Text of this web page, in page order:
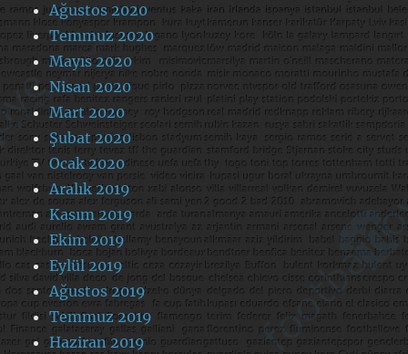
Ağustos 2020
Temmuz 2020
Mayıs 2020
Nisan 2020
Mart 2020
Şubat 2020
Ocak 2020
Aralık 2019
Kasım 2019
Ekim 2019
Eylül 2019
Ağustos 2019
Temmuz 2019
Haziran 2019